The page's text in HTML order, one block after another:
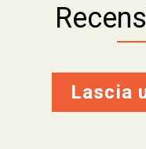
Lascia